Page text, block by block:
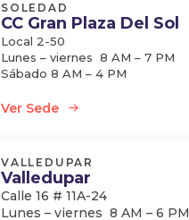
SOLEDAD
CC Gran Plaza Del Sol
Local 2-50
Lunes – viernes 8 AM – 7 PM
Sábado 8 AM – 4 PM
Ver Sede
VALLEDUPAR
Valledupar
Calle 16 # 11A-24
Lunes – viernes 8 AM – 6 PM